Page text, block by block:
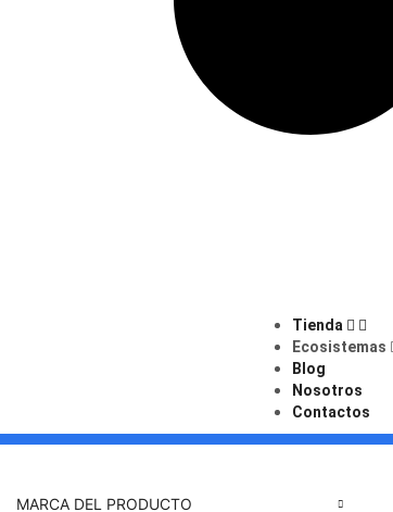
Tienda
Ecosistemas
Blog
Nosotros
Contactos
MARCA DEL PRODUCTO